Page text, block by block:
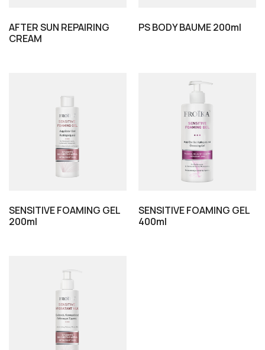
AFTER SUN REPAIRING
CREAM
PS BODY BAUME 200ml
SENSITIVE FOAMING GEL
200ml
SENSITIVE FOAMING GEL
400ml